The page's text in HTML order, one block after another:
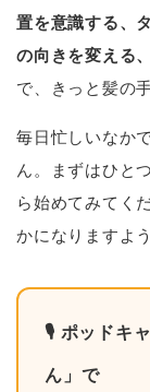
置を意識する、
の向きを変える
で、きっと髪の
毎日忙しいなか
ん。まずはひと
ら始めてみてく
かになりますよう
🎙 ポッドキ
ん」で